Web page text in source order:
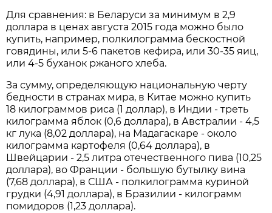
Для сравнения: в Беларуси за минимум в 2,9
доллара в ценах августа 2015 года можно было
купить, например, полкилограмма бескостной
говядины, или 5-6 пакетов кефира, или 30-35 яиц,
или 4-5 буханок ржаного хлеба.
За сумму, определяющую национальную черту
бедности в странах мира, в Китае можно купить
18 килограммов риса (1 доллар), в Индии - треть
килограмма яблок (0,6 доллара), в Австралии - 4,5
кг лука (8,02 доллара), на Мадагаскаре - около
килограмма картофеля (0,64 доллара), в
Швейцарии - 2,5 литра отечественного пива (10,25
доллара), во Франции - большую бутылку вина
(7,68 доллара), в США - полкилограмма куриной
грудки (4,91 доллара), в Бразилии - килограмм
помидоров (1,23 доллара).